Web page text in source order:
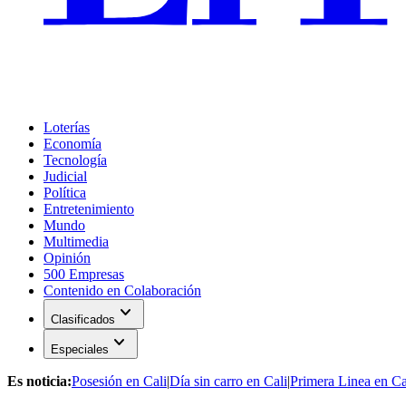
Loterías
Economía
Tecnología
Judicial
Política
Entretenimiento
Mundo
Multimedia
Opinión
500 Empresas
Contenido en Colaboración
Clasificados expand_more
Especiales expand_more
Es noticia:Posesión en Cali|Día sin carro en Cali|Primera Linea en